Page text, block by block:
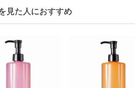
見た人におすすめ